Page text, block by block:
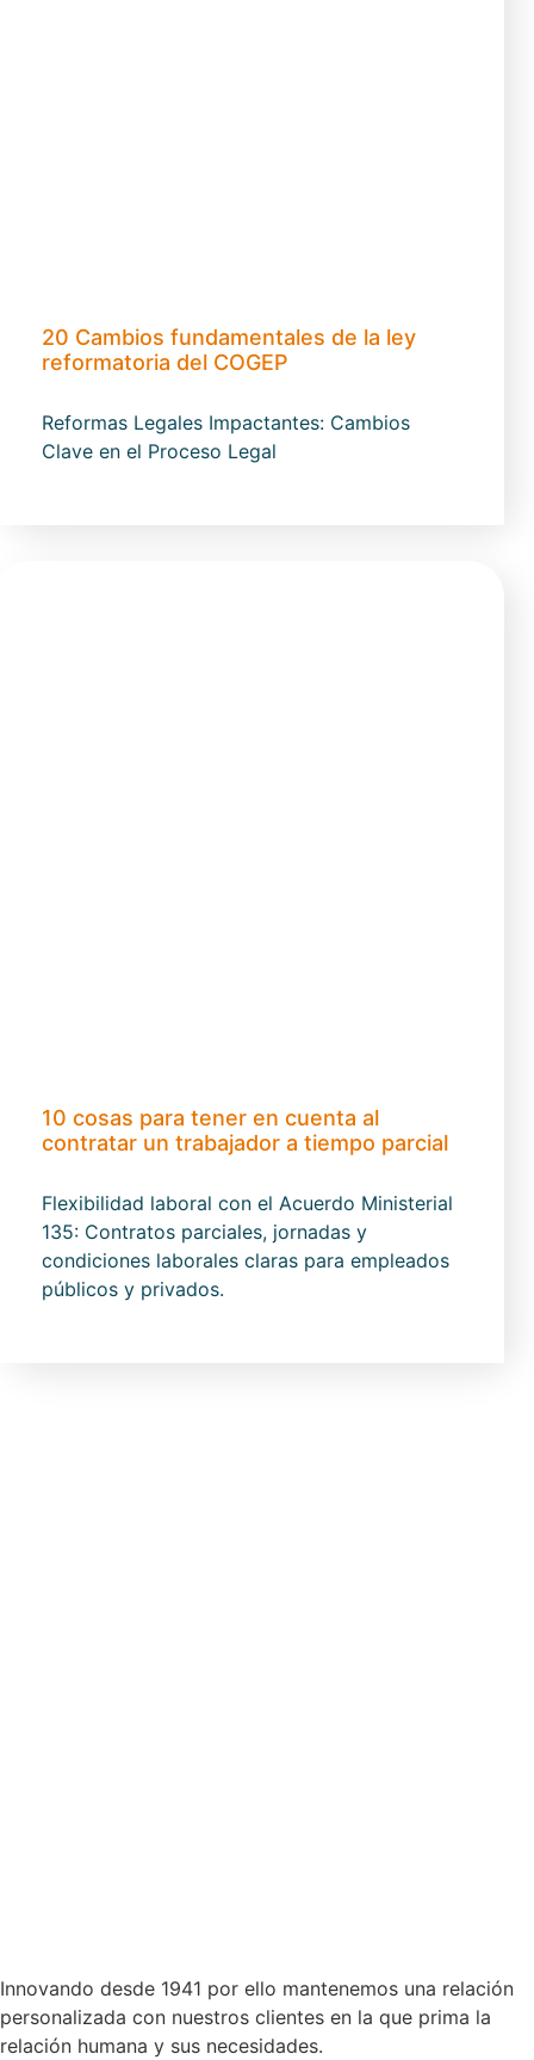
20 Cambios fundamentales de la ley
reformatoria del COGEP​
Reformas Legales Impactantes: Cambios
Clave en el Proceso Legal
10 cosas para tener en cuenta al
contratar un trabajador a tiempo parcial
Flexibilidad laboral con el Acuerdo Ministerial
135: Contratos parciales, jornadas y
condiciones laborales claras para empleados
públicos y privados.
Innovando desde 1941 por ello mantenemos una relación
personalizada con nuestros clientes en la que prima la
relación humana y sus necesidades.